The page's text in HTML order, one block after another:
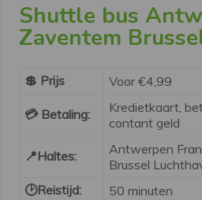
Shuttle bus
Zaventem
💲 Prijs Voor €4,99
💳 Betaling:
Kredietkaart,
contant geld
📍Haltes:
Antwerpen
Brussel
🕑Reistijd:
50 minuten